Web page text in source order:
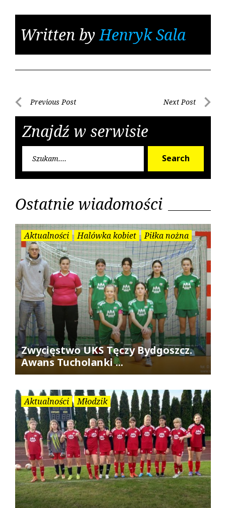
Written byHenryk Sala
Nawigacja
wpisu
Previous Post
Previous
Post
Next Post
Next
Znajdź w serwisie
Search
Ostatnie wiadomości
Aktualności Halówka kobiet Piłka nożna
Zwycięstwo UKS Tęczy Bydgoszcz.
Awans Tucholanki ...
Aktualności Młodzik